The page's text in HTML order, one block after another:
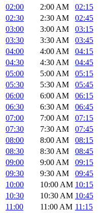
02:00
2:00 AM 02:15
02:30
2:30 AM 02:45
03:00
3:00 AM 03:15
03:30
3:30 AM 03:45
04:00
4:00 AM 04:15
04:30
4:30 AM 04:45
05:00
5:00 AM 05:15
05:30
5:30 AM 05:45
06:00
6:00 AM 06:15
06:30
6:30 AM 06:45
07:00
7:00 AM 07:15
07:30
7:30 AM 07:45
08:00
8:00 AM 08:15
08:30
8:30 AM 08:45
09:00
9:00 AM 09:15
09:30
9:30 AM 09:45
10:00
10:00 AM 10:15
10:30
10:30 AM 10:45
11:00
11:00 AM 11:15